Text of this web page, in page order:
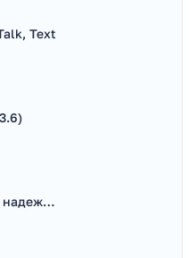
Text
ВПН: безопасный и надежный VPN